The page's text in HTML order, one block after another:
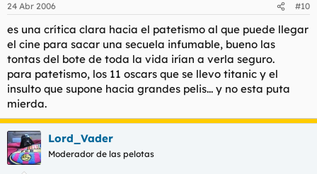
24 Abr 2006 #10
es una crítica clara hacia el patetismo al que puede llegar
el cine para sacar una secuela infumable, bueno las
tontas del bote de toda la vida irían a verla seguro.
para patetismo, los 11 oscars que se llevo titanic y el
insulto que supone hacia grandes pelis... y no esta puta
mierda.
Lord_Vader
Moderador de las pelotas